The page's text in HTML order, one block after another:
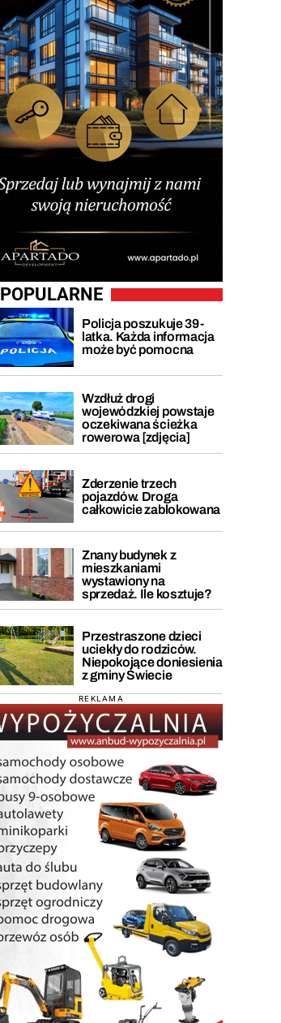
POPULARNE
Policja poszukuje 39-
latka. Każda informacja
może być pomocna
Wzdłuż drogi
wojewódzkiej powstaje
oczekiwana ścieżka
rowerowa [zdjęcia]
Zderzenie trzech
pojazdów. Droga
całkowicie zablokowana
Znany budynek z
mieszkaniami
wystawiony na
sprzedaż. Ile kosztuje?
Przestraszone dzieci
uciekły do rodziców.
Niepokojące doniesienia
z gminy Świecie
REKLAMA